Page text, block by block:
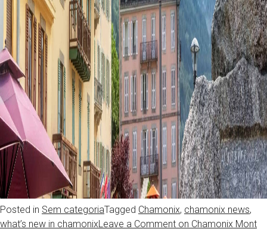
Posted in Sem categoriaTagged Chamonix, chamonix news,
what’s new in chamonixLeave a Comment on Chamonix Mont